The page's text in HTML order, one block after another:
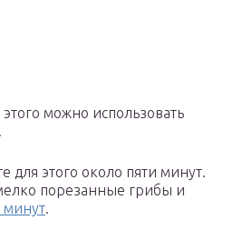
можно использовать
для этого около пяти минут.
порезанные грибы и
минут.